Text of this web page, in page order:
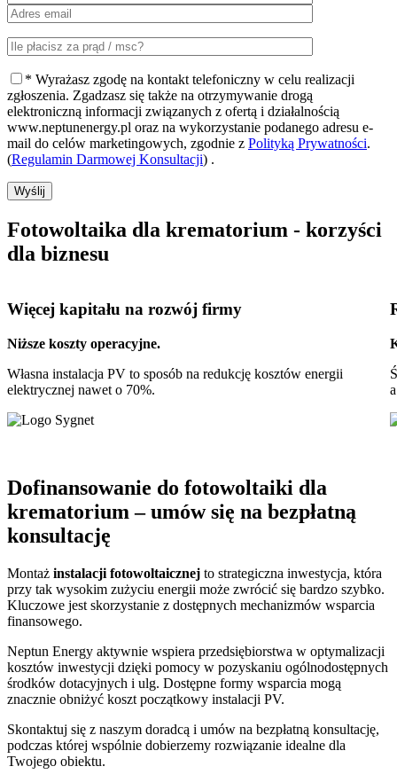
* Wyrażasz zgodę na kontakt telefoniczny w celu realizacji
zgłoszenia. Zgadzasz się także na otrzymywanie drogą
elektroniczną informacji związanych z ofertą i działalnością
www.neptunenergy.pl oraz na wykorzystanie podanego adresu e-
mail do celów marketingowych, zgodnie z Polityką Prywatności.
(Regulamin Darmowej Konsultacji) .
Wyślij
Fotowoltaika dla krematorium - korzyści
dla biznesu
Więcej kapitału na rozwój firmy
Niższe koszty operacyjne.
Własna instalacja PV to sposób na redukcję kosztów energii
elektrycznej nawet o 70%.
Dofinansowanie do fotowoltaiki dla
krematorium – umów się na bezpłatną
konsultację
Montaż instalacji fotowoltaicznej to strategiczna inwestycja, która
przy tak wysokim zużyciu energii może zwrócić się bardzo szybko.
Kluczowe jest skorzystanie z dostępnych mechanizmów wsparcia
finansowego.
Neptun Energy aktywnie wspiera przedsiębiorstwa w optymalizacji
kosztów inwestycji dzięki pomocy w pozyskaniu ogólnodostępnych
środków dotacyjnych i ulg. Dostępne formy wsparcia mogą
znacznie obniżyć koszt początkowy instalacji PV.
Skontaktuj się z naszym doradcą i umów na bezpłatną konsultację,
podczas której wspólnie dobierzemy rozwiązanie idealne dla
Twojego obiektu.